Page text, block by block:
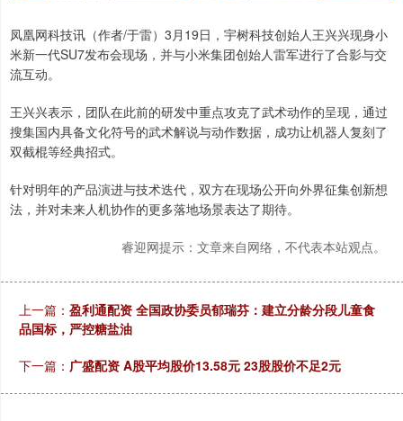
凤凰网科技讯（作者/于雷）3月19日，宇树科技创始人王兴兴现身小
米新一代SU7发布会现场，并与小米集团创始人雷军进行了合影与交
流互动。
王兴兴表示，团队在此前的研发中重点攻克了武术动作的呈现，通过
搜集国内具备文化符号的武术解说与动作数据，成功让机器人复刻了
双截棍等经典招式。
针对明年的产品演进与技术迭代，双方在现场公开向外界征集创新想
法，并对未来人机协作的更多落地场景表达了期待。
睿迎网提示：文章来自网络，不代表本站观点。
上一篇： 盈利通配资 全国政协委员郁瑞芬：建立分龄分段儿童食
品国标，严控糖盐油
下一篇： 广盛配资 A股平均股价13.58元 23股股价不足2元